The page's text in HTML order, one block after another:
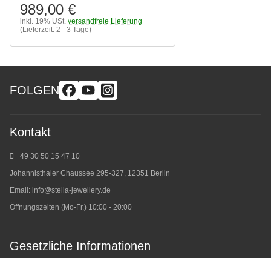
989,00 €
inkl. 19% USt. versandfreie Lieferung
(Lieferzeit: 2 - 3 Tage)
FOLGEN
Kontakt
+49 30 50 15 47 10
Johannisthaler Chaussee 295-327, 12351 Berlin
Email: info@stella-jewellery.de
Öffnungszeiten (Mo-Fr.) 10:00 - 20:00
Gesetzliche Informationen